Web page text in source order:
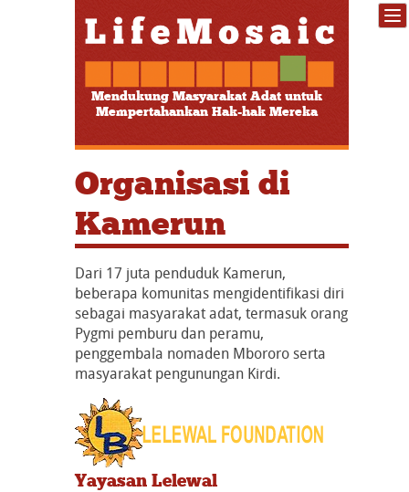
Mendukung Masyarakat Adat untuk
Mempertahankan Hak-hak Mereka
Organisasi di
Kamerun
Dari 17 juta penduduk Kamerun,
beberapa komunitas mengidentifikasi diri
sebagai masyarakat adat, termasuk orang
Pygmi pemburu dan peramu,
penggembala nomaden Mbororo serta
masyarakat pengunungan Kirdi.
Yayasan Lelewal